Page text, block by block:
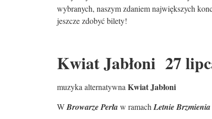
wybranych, naszym zdaniem największych
jeszcze zdobyć bilety!
Kwiat Jabłoni 27
muzyka alternatywnaKwiat Jabłoni
WBrowarze Perław ramachLetnie Brzmienia